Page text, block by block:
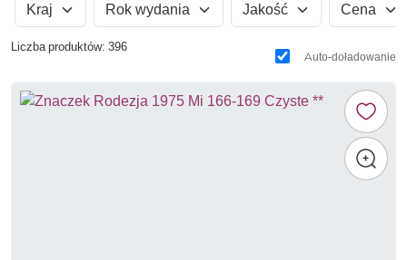
Kraj Rok wydania Jakość Cena
Liczba produktów: 396
Auto-doładowanie